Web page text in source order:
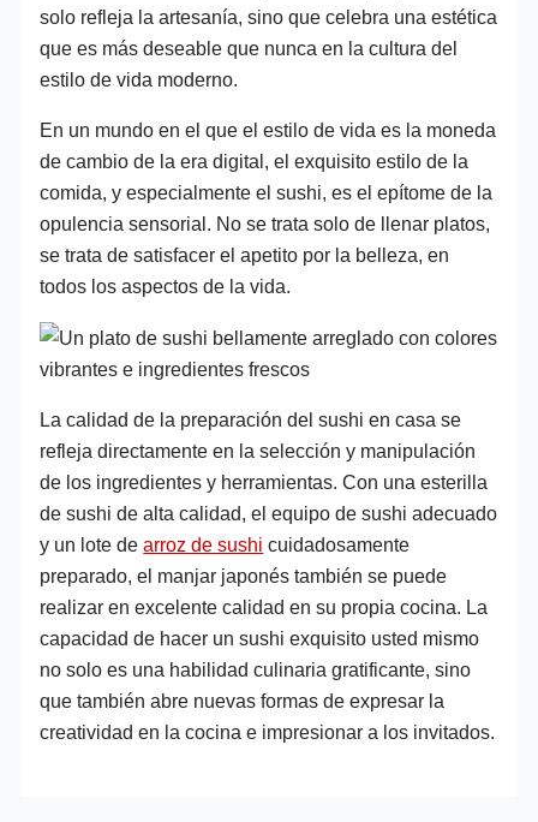
solo refleja la artesanía, sino que celebra una estética
que es más deseable que nunca en la cultura del
estilo de vida moderno.
En un mundo en el que el estilo de vida es la moneda
de cambio de la era digital, el exquisito estilo de la
comida, y especialmente el sushi, es el epítome de la
opulencia sensorial. No se trata solo de llenar platos,
se trata de satisfacer el apetito por la belleza, en
todos los aspectos de la vida.
La calidad de la preparación del sushi en casa se
refleja directamente en la selección y manipulación
de los ingredientes y herramientas. Con una esterilla
de sushi de alta calidad, el equipo de sushi adecuado
y un lote dearroz de sushi cuidadosamente
preparado, el manjar japonés también se puede
realizar en excelente calidad en su propia cocina. La
capacidad de hacer un sushi exquisito usted mismo
no solo es una habilidad culinaria gratificante, sino
que también abre nuevas formas de expresar la
creatividad en la cocina e impresionar a los invitados.